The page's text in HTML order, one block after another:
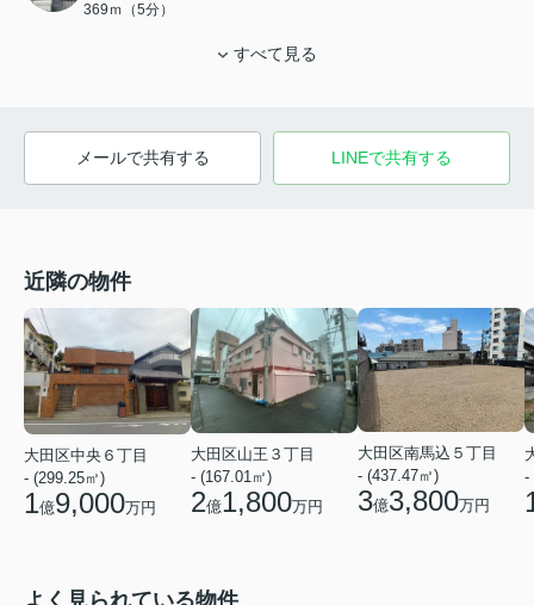
369ｍ（5分）
すべて見る
メールで共有する LINEで共有する
近隣の物件
大田区中央６丁目
- (299.25㎡)
1億9,000万円
大田区山王３丁目
- (167.01㎡)
2億1,800万円
大田区南馬込５丁目
- (437.47㎡)
3億3,800万円
-
よく見られている物件